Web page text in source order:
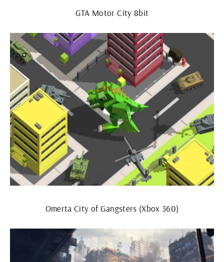
GTA Motor City 8bit
Omerta City of Gangsters (Xbox 360)